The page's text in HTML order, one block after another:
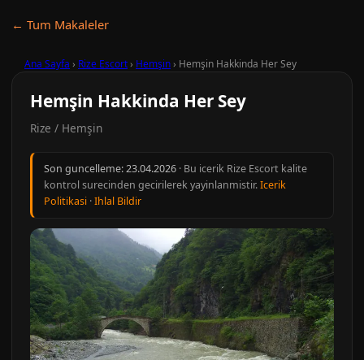
← Tum Makaleler
Ana Sayfa › Rize Escort› Hemşin› Hemşin Hakkinda Her Sey
Hemşin Hakkinda Her Sey
Rize / Hemşin
Son guncelleme:23.04.2026 · Bu icerik Rize Escort kalite
kontrol surecinden gecirilerek yayinlanmistir.Icerik
Politikasi ·Ihlal Bildir